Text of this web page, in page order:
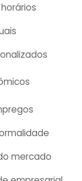
mercado